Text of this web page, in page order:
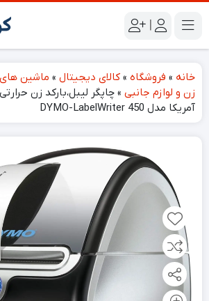
|
خانه » فروشگاه » کالای دیجیتال » ماشین های
زن و لوازم جانبی » چاپگر لیبل،بارکد زن
آمریکا مدل DYMO-LabelWriter 450